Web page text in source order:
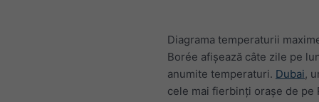
Diagrama temperaturii
Borée afișează câte zile pe
anumite temperaturi. Dubai,
cele mai fierbinți orașe de pe